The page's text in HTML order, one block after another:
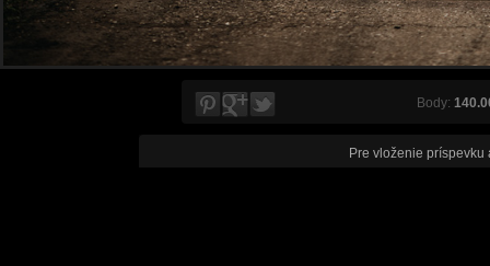
Body:
Pre vloženie